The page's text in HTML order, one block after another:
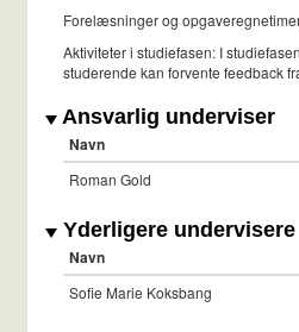
Forelæsninger og
Aktiviteter i studiefasen: I
studerende kan forvente feedback
Ansvarlig underviser
Navn
Roman Gold
Yderligere undervisere
Navn
Sofie Marie Koksbang